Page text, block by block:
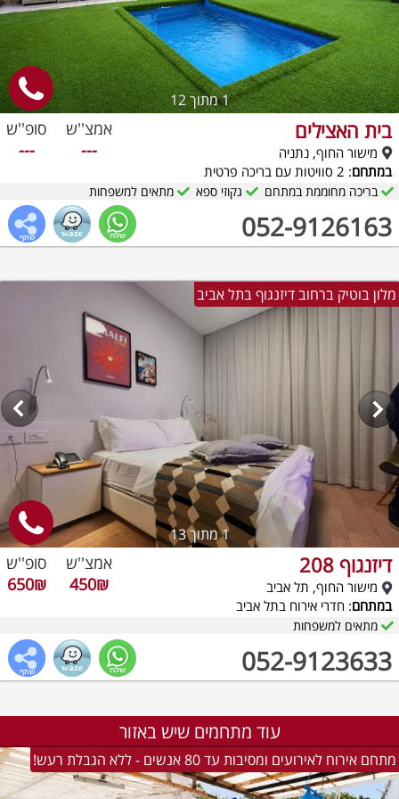
1מתוך 12
בית האצילים
מישור החוף, נתניה
במתחם: 2 סוויטות עם בריכה פרטית
052-9126163
אמצ''ש
---
סופ''ש
---
בריכה מחוממת במתחם גקוזי ספא מתאים למשפחות
מלון בוטיק ברחוב דיזנגוף בתל אביב
1מתוך 13
דיזנגוף 208
מישור החוף, תל אביב
במתחם: חדרי אירוח בתל אביב
052-9123633
אמצ''ש
450₪
סופ''ש
650₪
מתאים למשפחות
עוד מתחמים שיש באזור
מתחם אירוח לאירועים ומסיבות עד 80 אנשים - ללא הגבלת רעש!